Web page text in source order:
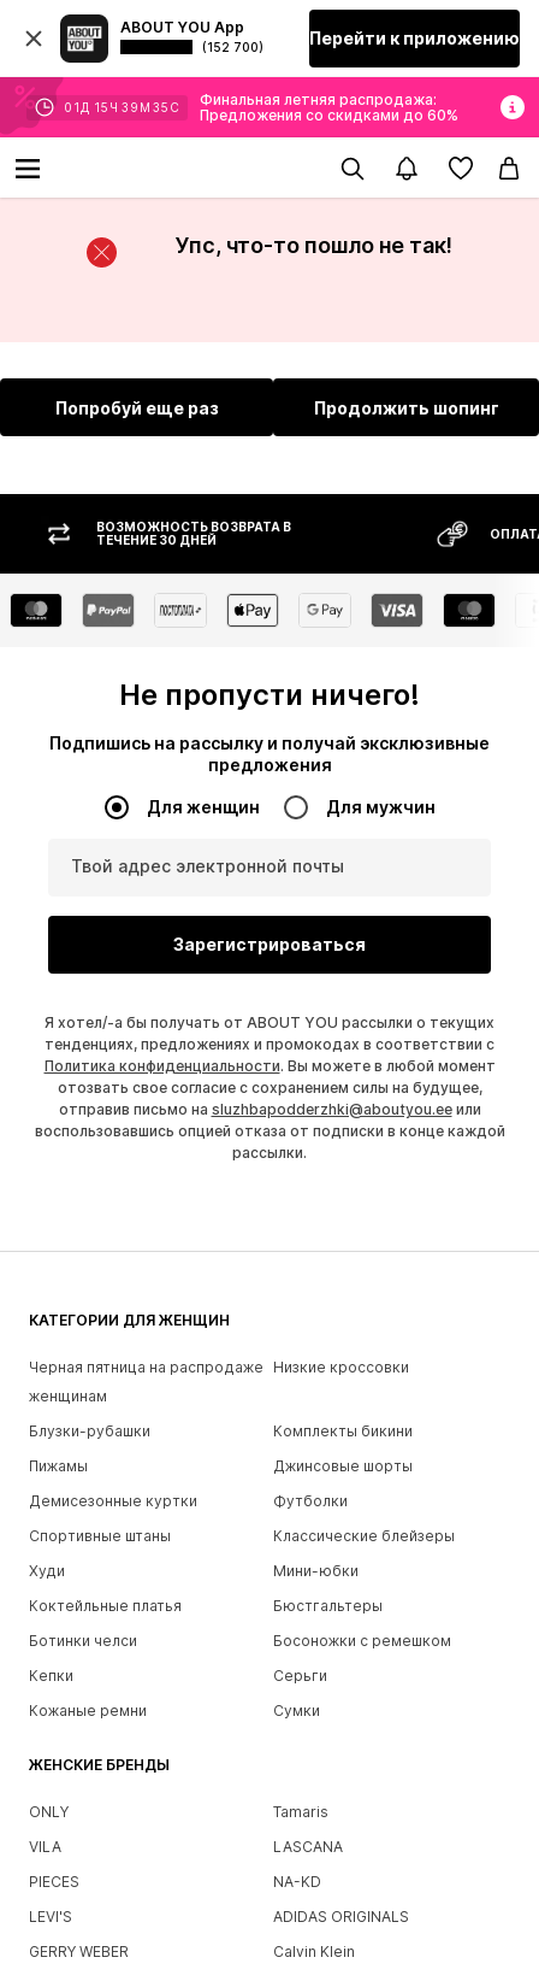
ABOUT YOU App
(152 700) Перейти к приложению
01 Д 15 Ч 39 М 34 С
Финальная летняя распродажа:
Предложения со скидками до 60%
Упс, что-то пошло не так!
Попробуй еще раз Продолжить шопинг
ВОЗМОЖНОСТЬ ВОЗВРАТА В
ТЕЧЕНИЕ 30 ДНЕЙ
Не пропусти ничего!
Подпишись на рассылку и получай эксклюзивные
предложения
Для женщин Для мужчин
Твой адрес электронной почты
Зарегистрироваться
Я хотел/-а бы получать от ABOUT YOU рассылки о текущих
тенденциях, предложениях и промокодах в соответствии с
Политика конфиденциальности. Вы можете в любой момент
отозвать свое согласие с сохранением силы на будущее,
отправив письмо на sluzhbapodderzhki@aboutyou.eeили
воспользовавшись опцией отказа от подписки в конце каждой
рассылки.
КАТЕГОРИИ ДЛЯ ЖЕНЩИН
Черная пятница на распродаже
женщинам
Низкие кроссовки
Блузки-рубашки
Комплекты бикини
Пижамы
Джинсовые шорты
Демисезонные куртки
Футболки
Спортивные штаны
Классические блейзеры
Худи
Мини-юбки
Коктейльные платья
Бюстгальтеры
Ботинки челси
Босоножки с ремешком
Кепки
Серьги
Кожаные ремни
Сумки
ЖЕНСКИЕ БРЕНДЫ
ONLY
Tamaris
VILA
LASCANA
PIECES
NA-KD
LEVI'S
ADIDAS ORIGINALS
GERRY WEBER
Calvin Klein